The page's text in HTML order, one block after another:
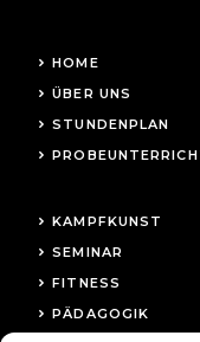
HOME
ÜBER UNS
STUNDENPLAN
KAMPFKUNST
SEMINAR
FITNESS
PÄDAGOGIK